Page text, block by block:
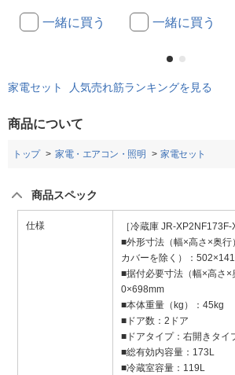
一緒に買う 一緒に買う
家電セット 人気売れ筋ランキングを見る
商品について
トップ 家電・エアコン・照明 家電セット
商品スペック
仕様
［冷蔵庫 JR-XP2NF173F-
■外形寸法（幅×高さ×奥
カバーを除く）：
■据付必要寸法（幅×高さ
0×698mm
■本体重量（kg）：45kg
■ドア数：2ドア
■ドアタイプ：右開きタイ
■総有効内容量：173L
■冷蔵室容量：119L